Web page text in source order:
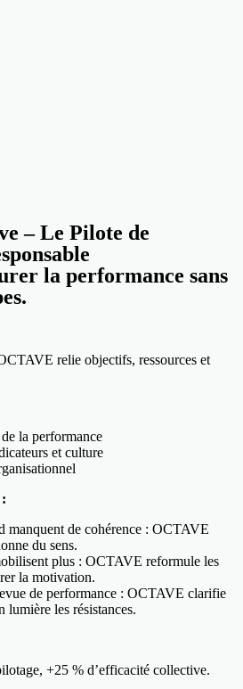
– Le Pilote de
la performance sans
relie objectifs, ressources et
la performance
et culture
manquent de cohérence : OCTAVE
du sens.
plus : OCTAVE reformule les
la motivation.
de performance : OCTAVE clarifie
lumière les résistances.
+25 % d’efficacité collective.